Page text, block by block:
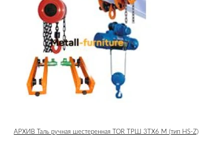
АРХИВ Таль ручная шестеренная TOR ТРШ 3ТХ6 М (тип HS-Z)